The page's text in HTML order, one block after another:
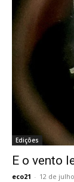
Edições
E o vento
eco21 - 12 de